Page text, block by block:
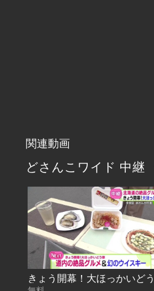
関連動画
どさんこワイド 中継